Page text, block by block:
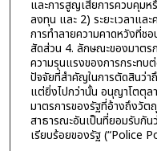
และการสูญเสียการควบคุมห
ลงทุน และ 2) ระยะเวลาแล
การทำลายความคาดหวังที่ช
สัดส่วน 4. ลักษณะของมาตร
ความรุนแรงของการกระทบ
ปัจจัยที่สำคัญในการตัดสินว่า
แต่ยิ่งไปกว่านั้น อนุญาโตตุล
มาตรการของรัฐที่อ้างถึงวัต
สาธารณะอันเป็นที่ยอมรับกัน
เรียบร้อยของรัฐ (“Police